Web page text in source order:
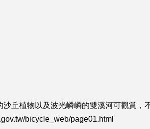
丘植物以及波光嶙嶙的雙溪河可觀賞，
bicycle_web/page01.html